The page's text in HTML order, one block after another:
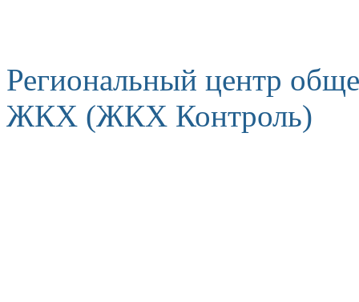
Региональный центр
ЖКХ (ЖКХ Контроль)